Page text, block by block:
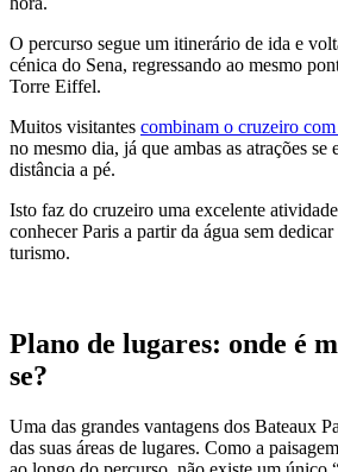
O percurso segue um itinerário de ida e
cénica do Sena, regressando ao mesmo
Torre Eiffel.
Muitos visitantes combinam o cruzeiro
no mesmo dia, já que ambas as atrações se
distância a pé.
Isto faz do cruzeiro uma excelente
conhecer Paris a partir da água sem
turismo.
Plano de lugares: onde é
se?
Uma das grandes vantagens dos Bateaux
das suas áreas de lugares. Como a